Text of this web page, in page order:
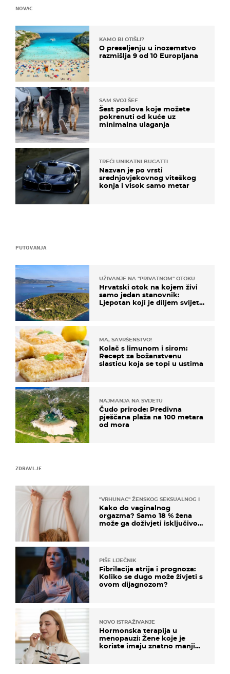
ZDRAVLJE
"VRHUNAC" ŽENSKOG SEKSUALNOG ISKUSTVA
Kako do vaginalnog
orgazma? Samo 18 % žena
može ga doživjeti isključivo
PIŠE LIJEČNIK
Fibrilacija atrija i prognoza:
Koliko se dugo može živjeti s
ovom dijagnozom?
NOVO ISTRAŽIVANJE
Hormonska terapija u
menopauzi: Žene koje je
koriste imaju znatno manji
PUTOVANJA
UŽIVANJE NA "PRIVATNOM" OTOKU
Hrvatski otok na kojem živi
samo jedan stanovnik:
Ljepotan koji je diljem svijeta
MA, SAVRŠENSTVO!
Kolač s limunom i sirom:
Recept za božanstvenu
slasticu koja se topi u ustima
NAJMANJA NA SVIJETU
Čudo prirode: Predivna
pješčana plaža na 100 metara
od mora
NOVAC
KAMO BI OTIŠLI?
O preseljenju u inozemstvo
razmišlja 9 od 10 Europljana
SAM SVOJ ŠEF
Šest poslova koje možete
pokrenuti od kuće uz
minimalna ulaganja
TREĆI UNIKATNI BUGATTI
Nazvan je po vrsti
srednjovjekovnog viteškog
konja i visok samo metar